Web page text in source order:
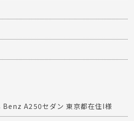
A250セダン 東京都在住I様